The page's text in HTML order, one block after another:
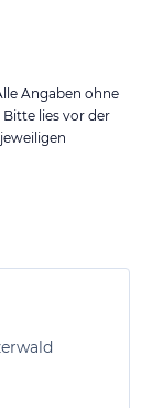
Angaben ohne
lies vor der